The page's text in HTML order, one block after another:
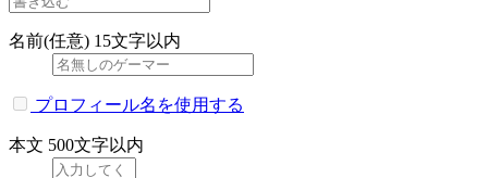
名前(任意) 15文字以内
プロフィール名を使用する
本文 500文字以内